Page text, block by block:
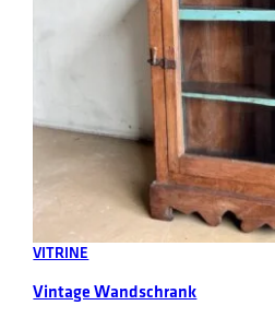
VITRINE
Vintage Wandschrank